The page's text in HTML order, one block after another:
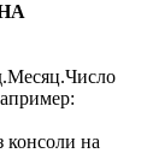
на